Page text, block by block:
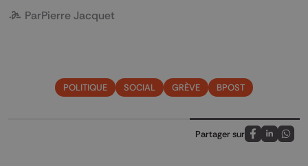
ParPierre Jacquet
POLITIQUE SOCIAL GRÈVE BPOST
Partager sur
Partagez sur
Partagez